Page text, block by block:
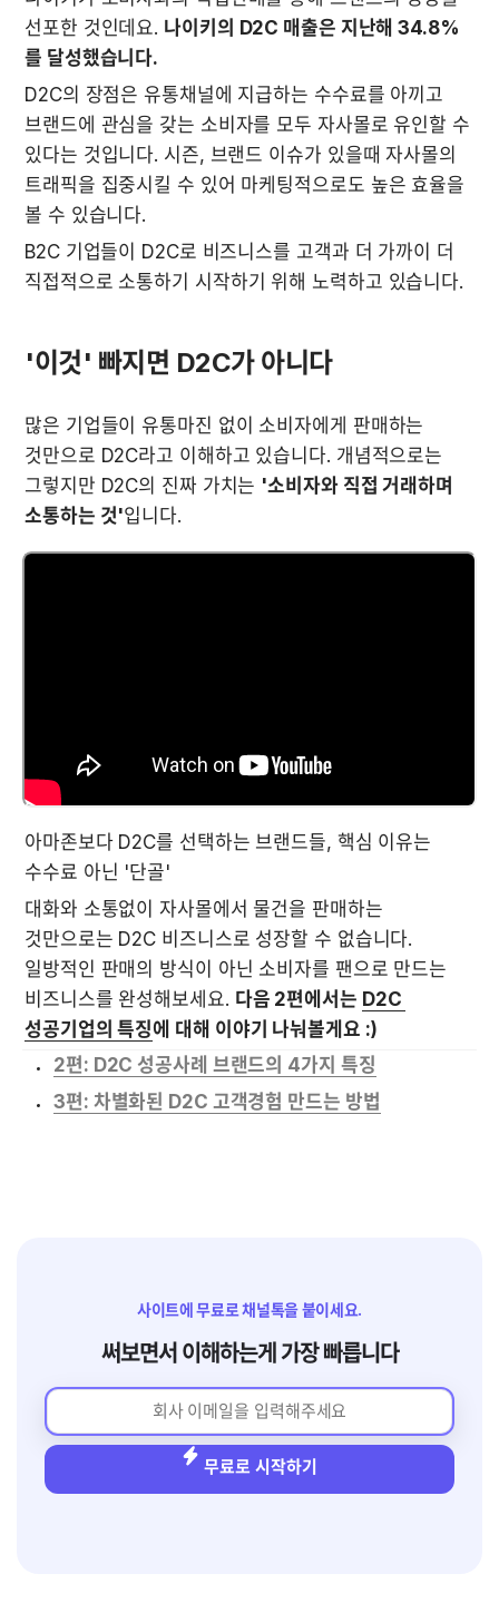
선포한 것인데요. 나이키의 D2C 매출은 지난해 34.8%
를 달성했습니다.
D2C의 장점은 유통채널에 지급하는 수수료를 아끼고
브랜드에 관심을 갖는 소비자를 모두 자사몰로 유인할 수
있다는 것입니다. 시즌, 브랜드 이슈가 있을때 자사몰의
트래픽을 집중시킬 수 있어 마케팅적으로도 높은 효율을
볼 수 있습니다.
B2C 기업들이 D2C로 비즈니스를 고객과 더 가까이 더
직접적으로 소통하기 시작하기 위해 노력하고 있습니다.
'이것' 빠지면 D2C가 아니다
많은 기업들이 유통마진 없이 소비자에게 판매하는
것만으로 D2C라고 이해하고 있습니다. 개념적으로는
그렇지만 D2C의 진짜 가치는 '소비자와 직접 거래하며
소통하는 것'입니다.
아마존보다 D2C를 선택하는 브랜드들, 핵심 이유는
수수료 아닌 '단골'
대화와 소통없이 자사몰에서 물건을 판매하는
것만으로는 D2C 비즈니스로 성장할 수 없습니다.
일방적인 판매의 방식이 아닌 소비자를 팬으로 만드는
비즈니스를 완성해보세요. 다음 2편에서는 D2C
성공기업의 특징에 대해 이야기 나눠볼게요 :)
2편: D2C 성공사례 브랜드의 4가지 특징
3편: 차별화된 D2C 고객경험 만드는 방법
사이트에 무료로 채널톡을 붙이세요.
써보면서 이해하는게 가장 빠릅니다
무료로 시작하기